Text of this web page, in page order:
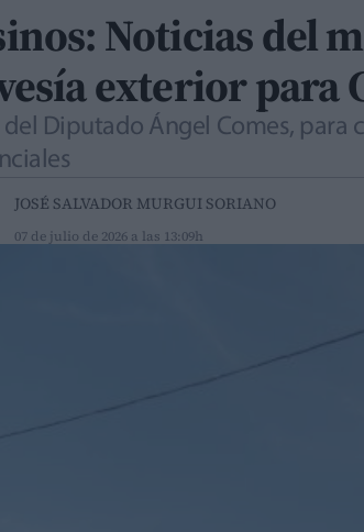
Noticias del
exterior para
del Diputado Ángel Comes, para
JOSÉ SALVADOR MURGUI SORIANO
07 de julio de 2026 a las 13:09h